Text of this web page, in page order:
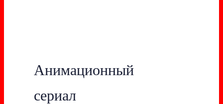
Анимационный
сериал